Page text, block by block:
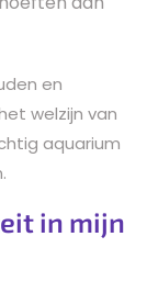
en
welzijn van
aquarium
in mijn